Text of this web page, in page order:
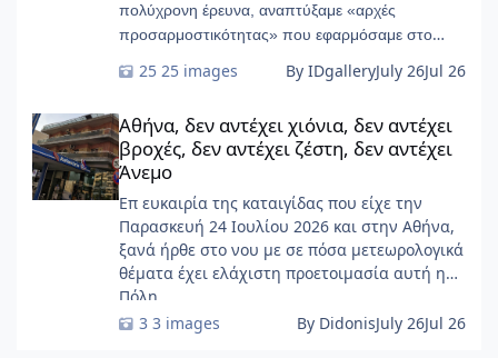
πολύχρονη έρευνα, αναπτύξαμε «αρχές
προσαρμοστικότητας» που εφαρμόσαμε στο
25 images By IDgalleryJuly 26Jul 26
Αθήνα, δεν αντέχει χιόνια, δεν αντέχει
βροχές, δεν αντέχει ζέστη, δεν αντέχει
Άνεμο
Επ ευκαιρία της καταιγίδας που είχε την
Παρασκευή 24 Ιουλίου 2026 και στην Αθήνα,
ξανά ήρθε στο νου με σε πόσα μετεωρολογικά
θέματα έχει ελάχιστη προετοιμασία αυτή η
Πόλη ......
3 images
By DidonisJuly 26Jul 26